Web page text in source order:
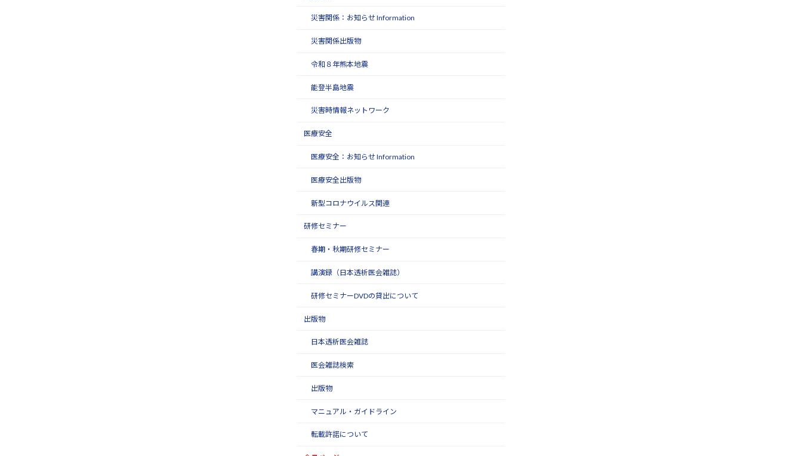
災害関係：お知らせ Information
災害関係出版物
令和８年熊本地震
能登半島地震
災害時情報ネットワーク
医療安全
医療安全：お知らせ Information
医療安全出版物
新型コロナウイルス関連
研修セミナー
春期・秋期研修セミナー
講演録（日本透析医会雑誌）
研修セミナーDVDの貸出について
出版物
日本透析医会雑誌
医会雑誌検索
出版物
マニュアル・ガイドライン
転載許諾について